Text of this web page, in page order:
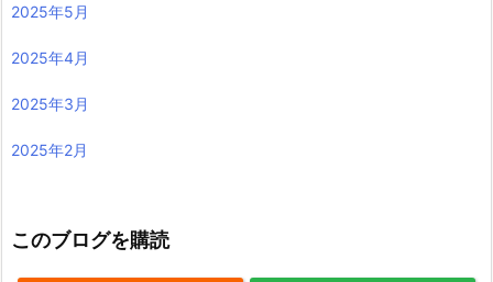
2025年5月
2025年4月
2025年3月
2025年2月
このブログを購読